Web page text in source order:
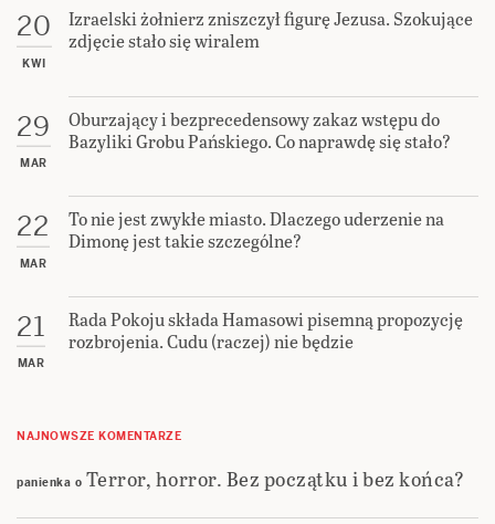
20
KWI
Izraelski żołnierz zniszczył figurę Jezusa. Szokujące
zdjęcie stało się wiralem
29
MAR
Oburzający i bezprecedensowy zakaz wstępu do
Bazyliki Grobu Pańskiego. Co naprawdę się stało?
22
MAR
To nie jest zwykłe miasto. Dlaczego uderzenie na
Dimonę jest takie szczególne?
21
MAR
Rada Pokoju składa Hamasowi pisemną propozycję
rozbrojenia. Cudu (raczej) nie będzie
NAJNOWSZE KOMENTARZE
panienka o Terror, horror. Bez początku i bez końca?